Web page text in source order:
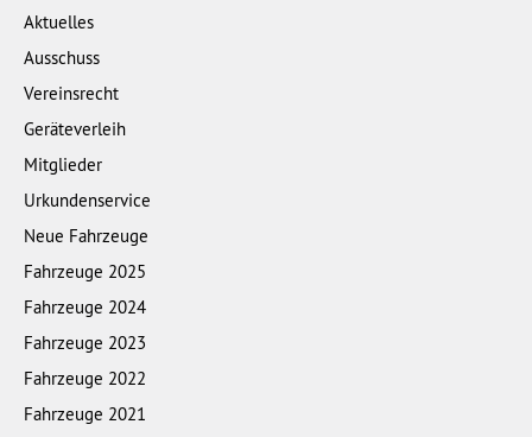
Aktuelles
Ausschuss
Vereinsrecht
Geräteverleih
Mitglieder
Urkundenservice
Neue Fahrzeuge
Fahrzeuge 2025
Fahrzeuge 2024
Fahrzeuge 2023
Fahrzeuge 2022
Fahrzeuge 2021